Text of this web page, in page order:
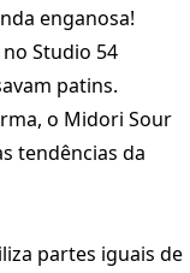
enganosa!
Studio 54
patins.
o Midori Sour
tendências da
partes iguais de